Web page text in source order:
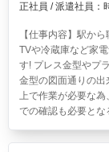
正社員 / 派遣社員：
【仕事内容】駅か
TVや冷蔵庫など家
す! プレス金型やプ
金型の図面通りの
上で作業が必要な
での確認も必要と